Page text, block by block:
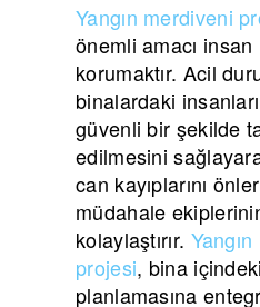
Yangın merdiveni
önemli amacı insan
korumaktır. Acil
binalardaki
güvenli bir şekilde
edilmesini
can kayıplarını
müdahale
kolaylaştırır.
projesi, bina
planlamasına